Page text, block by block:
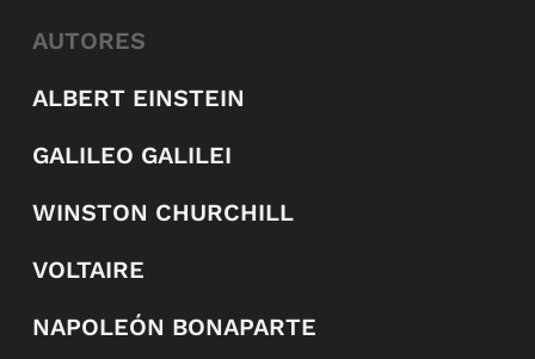
AUTORES
ALBERT EINSTEIN
GALILEO GALILEI
WINSTON CHURCHILL
VOLTAIRE
NAPOLEÓN BONAPARTE